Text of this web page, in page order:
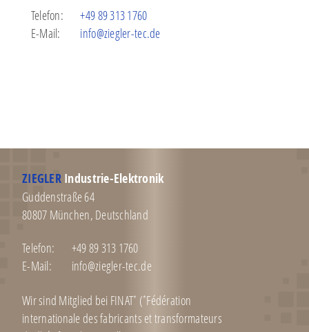
Telefon:
+49 89 313 1760
E-Mail:
info@ziegler-tec.de
ZIEGLERIndustrie-Elektronik
Guddenstraße 64
80807 München, Deutschland
Telefon:
+49 89 313 1760
E-Mail:
info@ziegler-tec.de
Wir sind Mitglied bei FINAT* (*Fédération
internationale des fabricants et transformateurs